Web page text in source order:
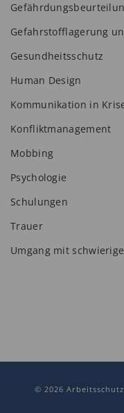
Gefahrstofflagerung
Gesundheitsschutz
Human Design
Kommunikation in
Konfliktmanagement
Mobbing
Psychologie
Schulungen
Trauer
Umgang mit
© 2026